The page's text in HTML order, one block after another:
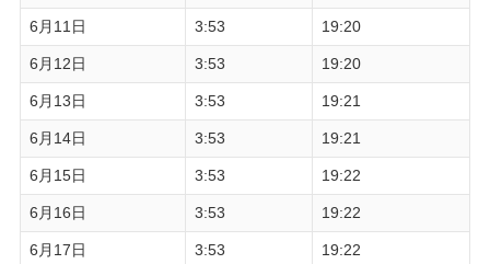
6月11日 3:53 19:20
6月12日 3:53 19:20
6月13日 3:53 19:21
6月14日 3:53 19:21
6月15日 3:53 19:22
6月16日 3:53 19:22
6月17日 3:53 19:22